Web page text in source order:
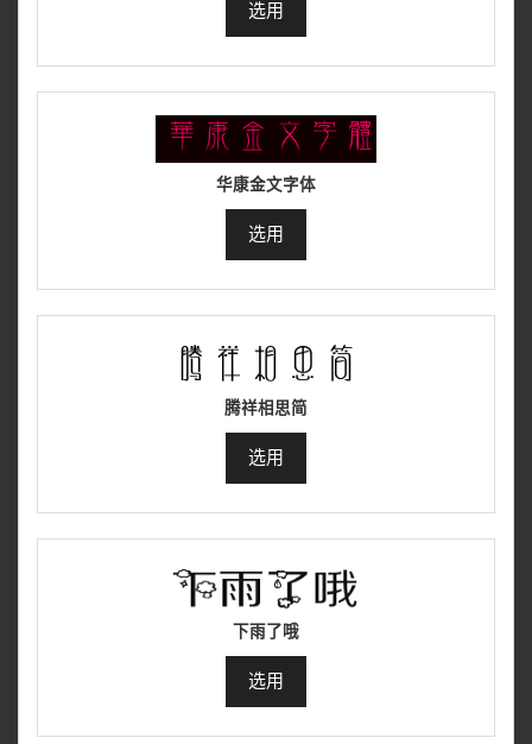
选用
华康金文字体
选用
腾祥相思简
选用
下雨了哦
选用